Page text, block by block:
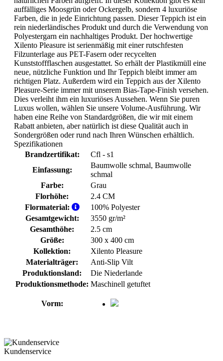
auffälliges Moosgrün oder Ockergelb, sondern 4 luxuriöse
Farben, die in jede Einrichtung passen. Dieser Teppich ist ein
rein niederländisches Produkt und durch die Verwendung von
Polyestergarn ein nachhaltiges Produkt. Der hochwertige
Xilento Pleasure ist serienmäßig mit einer rutschfesten
Filzunterlage aus PET-Fasern oder recycelten
Kunststoffflaschen ausgestattet. So erhält der Plastikmüll eine
neue, nützliche Funktion und Ihr Teppich bleibt immer am
richtigen Platz. Außerdem wird ein Teppich aus der Xilento
Pleasure-Serie immer mit unserem Bias-Tape-Finish versehen.
Dies verleiht ihm ein luxuriöses Aussehen. Wenn Sie puren
Luxus wollen, wählen Sie unsere Volume-Ausführung. Wir
haben eine Reihe von Standardgrößen, die wir mit einem
Rabatt anbieten, aber natürlich ist diese Qualität auch in
Sondergrößen oder rund nach Ihren Wünschen erhältlich.
Spezifikationen
Brandzertifikat:
Cfl - s1
Einfassung:
Baumwolle schmal, Baumwolle
schmal
Farbe:
Grau
Florhöhe:
2.4 CM
Flormaterial:
100% Polyester
Gesamtgewicht:
3550 gr/m²
Gesamthöhe:
2.5 cm
Größe:
300 x 400 cm
Kollektion:
Xilento Pleasure
Materialträger:
Anti-Slip Vilt
Produktionsland:
Die Niederlande
Produktionsmethode: Maschinell getuftet
Vorm:
Kundenservice